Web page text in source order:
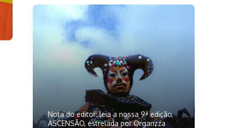
Nota do editor: leia a nossa 9ª edição,
ASCENSÃO, estrelada por Organzza